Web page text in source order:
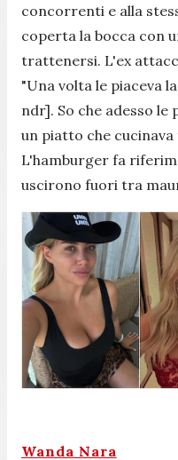
concorrenti e alla
coperta la bocca con
trattenersi. L'ex
"Una volta le piaceva la
ndr]. So che adesso le
un piatto che
L'hamburger fa
uscirono fuori tra
Wanda Nara